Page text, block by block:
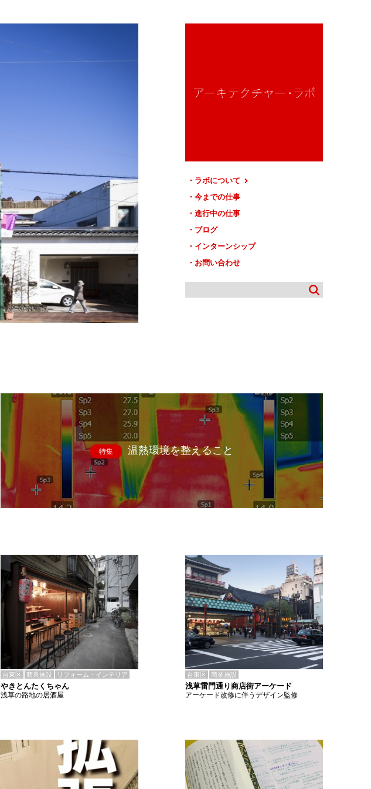
ラボについて
今までの仕事
進行中の仕事
ブログ
インターンシップ
お問い合わせ
特集 温熱環境を整えること
台東区 商業施設 リフォーム・インテリア
やきとんたくちゃん
浅草の路地の居酒屋
台東区 商業施設
浅草雷門通り商店街アーケード
アーケード改修に伴うデザイン監修